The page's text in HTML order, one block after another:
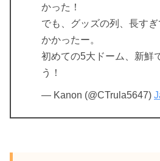
かった！
でも、グッズの列、長す
かかったー。
初めての5大ドーム、新鮮
う！
— Kanon (@CTrula5647)